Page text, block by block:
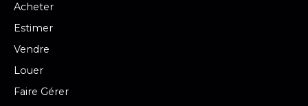
Acheter
Estimer
Vendre
Louer
Faire Gérer